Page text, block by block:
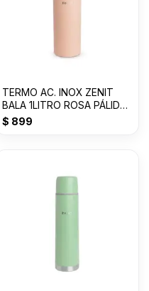
TERMO AC. INOX ZENIT
BALA 1LITRO ROSA PÁLIDO
Z100XZP
$ 899